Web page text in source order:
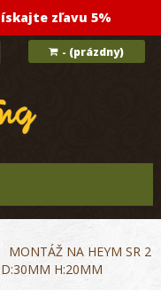
zľavu 5%
- (prázdny)
MONTÁŽ NA HEYM SR 2
D:30MM H:20MM